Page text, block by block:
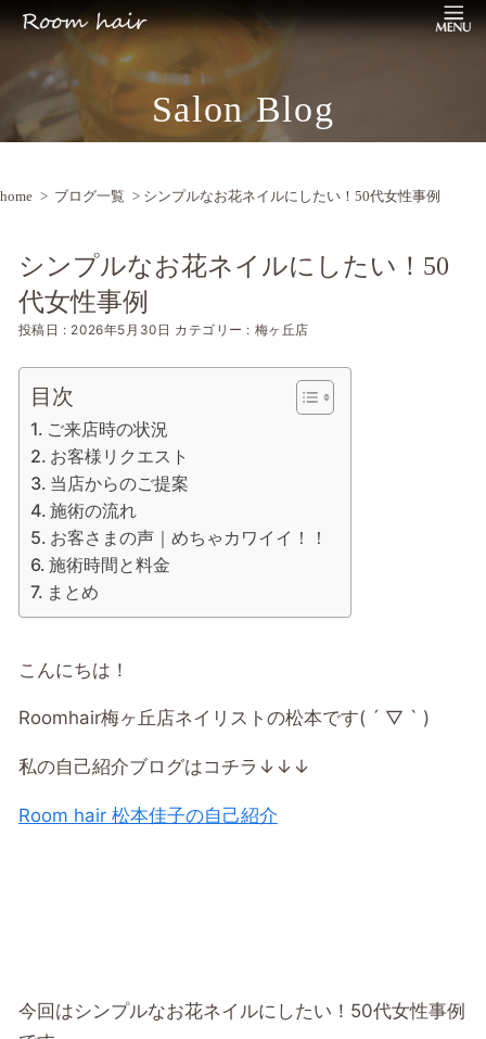
Salon Blog
home > ブログ一覧 > シンプルなお花ネイルにしたい！50代女性事例
シンプルなお花ネイルにしたい！50
代女性事例
投稿日 : 2026年5月30日 カテゴリー : 梅ヶ丘店
目次
ご来店時の状況
お客様リクエスト
当店からのご提案
施術の流れ
お客さまの声｜めちゃカワイイ！！
施術時間と料金
まとめ
こんにちは！
Roomhair梅ヶ丘店ネイリストの松本です( ´ ▽ ` )
私の自己紹介ブログはコチラ↓↓↓
Room hair 松本佳子の自己紹介
今回はシンプルなお花ネイルにしたい！50代女性事例